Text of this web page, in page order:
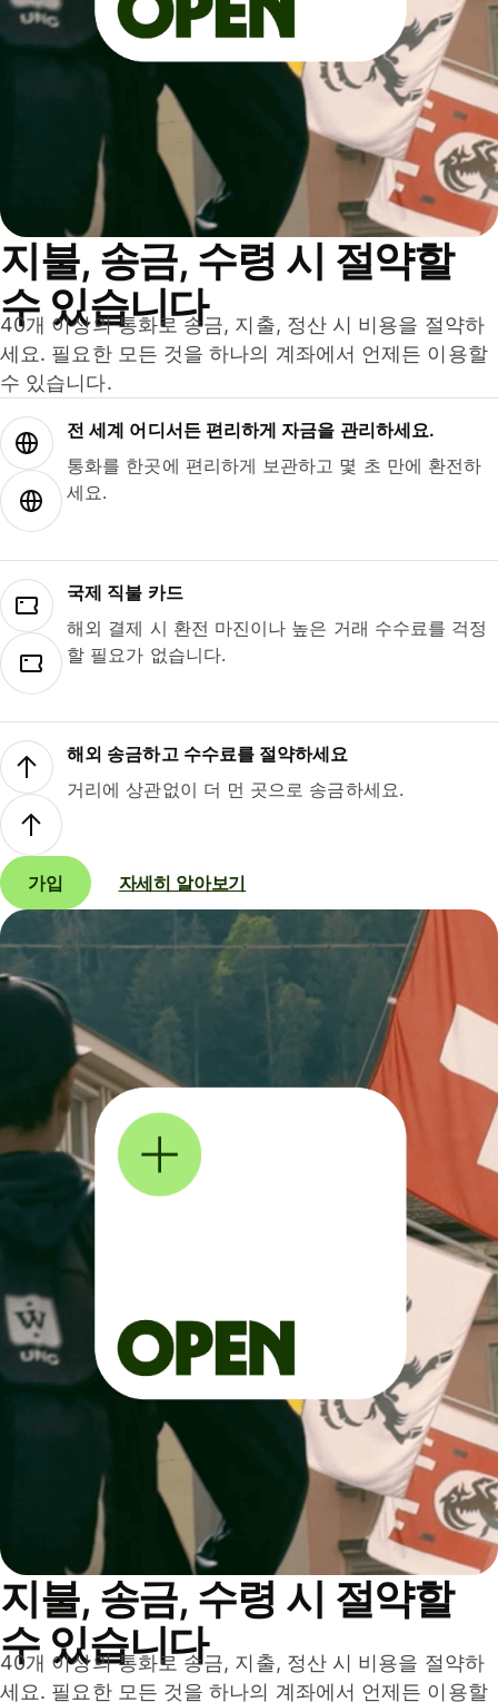
지불, 송금, 수령 시 절약할
수 있습니다
40개 이상의 통화로 송금, 지출, 정산 시 비용을 절약하
세요. 필요한 모든 것을 하나의 계좌에서 언제든 이용할
수 있습니다.
전 세계 어디서든 편리하게 자금을 관리하세요.
통화를 한곳에 편리하게 보관하고 몇 초 만에 환전하
세요.
국제 직불 카드
해외 결제 시 환전 마진이나 높은 거래 수수료를 걱정
할 필요가 없습니다.
해외 송금하고 수수료를 절약하세요
거리에 상관없이 더 먼 곳으로 송금하세요.
가입 자세히 알아보기
지불, 송금, 수령 시 절약할
수 있습니다
40개 이상의 통화로 송금, 지출, 정산 시 비용을 절약하
세요. 필요한 모든 것을 하나의 계좌에서 언제든 이용할